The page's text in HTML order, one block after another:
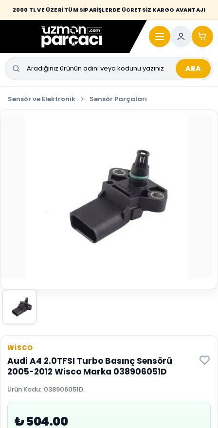
2000 TL VE ÜZERİ TÜM SİPARİŞLERDE ÜCRETSİZ KARGO AVANTAJI
Desi / hacim sınırını aşan kaporta parçalarında taşıma bedeli alıcıya
yansıtılmaktadır.
ARA
Sensör ve Elektronik Sensör Parçaları
WİSCO
Audi A4 2.0TFSI Turbo Basınç Sensörü
2005-2012 Wisco Marka 038906051D
Ürün Kodu: 038906051D.
₺ 504.00